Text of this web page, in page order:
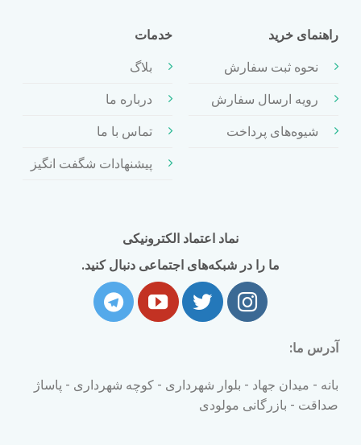
راهنمای خرید
نحوه ثبت سفارش
رویه ارسال سفارش
شیوه‌های پرداخت
خدمات
بلاگ
درباره ما
تماس با ما
پیشنهادات شگفت انگیز
نماد اعتماد الکترونیکی
ما را در شبکه‌های اجتماعی دنبال کنید.
آدرس ما:
بانه - میدان جهاد - بلوار شهرداری - کوچه شهرداری - پاساژ
صداقت - بازرگانی مولودی